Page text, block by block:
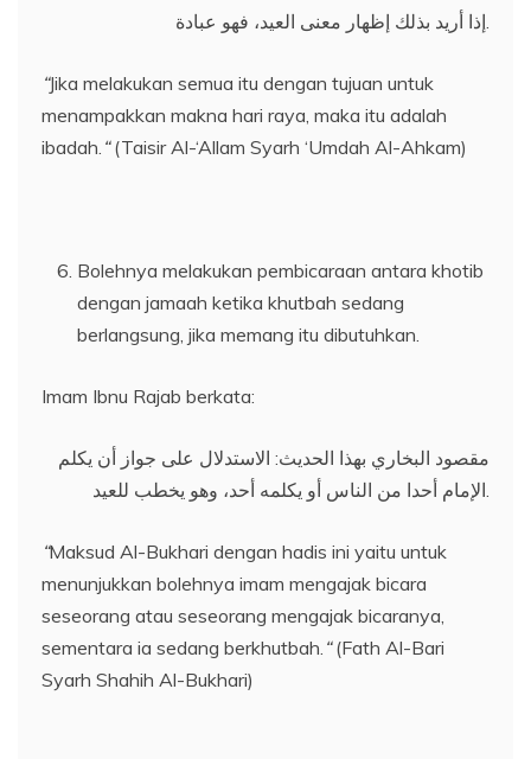
إذا أريد بذلك إظهار معنى العيد، فهو عبادة.
“Jika melakukan semua itu dengan tujuan untuk
menampakkan makna hari raya, maka itu adalah
ibadah. “(Taisir Al-‘Allam Syarh ‘Umdah Al-Ahkam)
Bolehnya melakukan pembicaraan antara khotib
dengan jamaah ketika khutbah sedang
berlangsung, jika memang itu dibutuhkan.
Imam Ibnu Rajab berkata:
مقصود البخاري بهذا الحديث: الاستدلال على جواز أن يكلم
الإمام أحدا من الناس أو يكلمه أحد، وهو يخطب للعيد.
“Maksud Al-Bukhari dengan hadis ini yaitu untuk
menunjukkan bolehnya imam mengajak bicara
seseorang atau seseorang mengajak bicaranya,
sementara ia sedang berkhutbah. “(Fath Al-Bari
Syarh Shahih Al-Bukhari)